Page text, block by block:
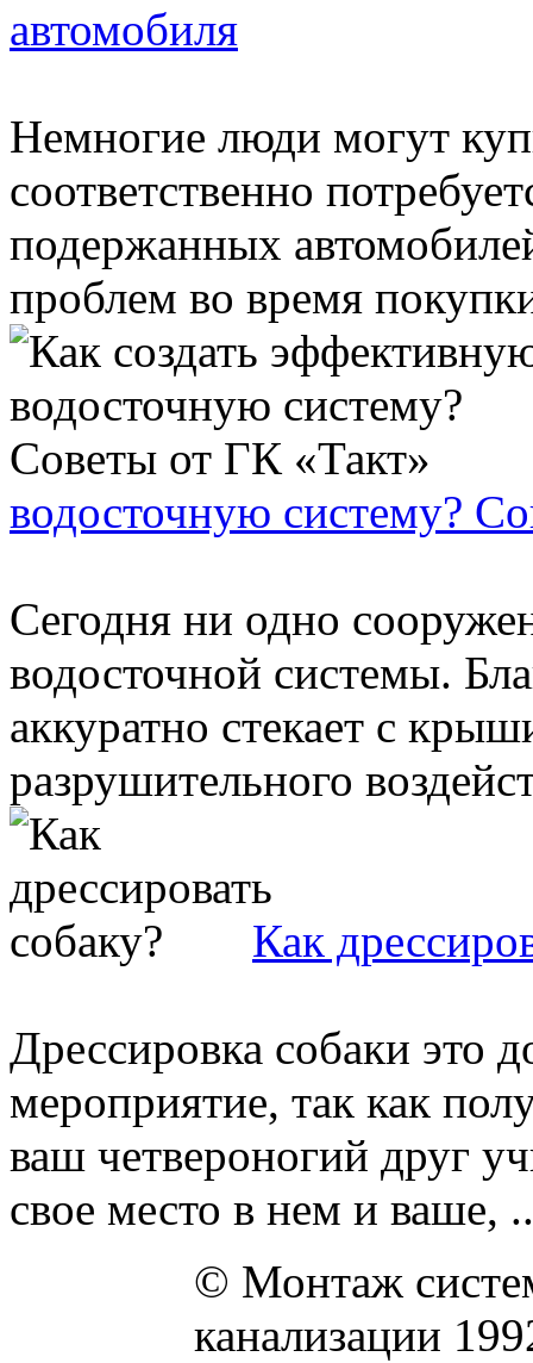
автомобиля
Немногие люди могут
соответственно
подержанных
проблем во время
водосточную систему?
Сегодня ни одно
водосточной системы.
аккуратно стекает с
разрушительного
Как
Дрессировка собаки это
мероприятие, так как
ваш четвероногий друг
свое место в нем и ваше,
© Монтаж
канализации